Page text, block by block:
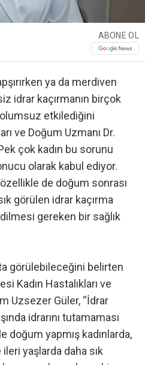
ABONE OL
ya da merdiven
idrar kaçırmanın birçok
olumsuz etkilediğini
ve Doğum Uzmanı Dr.
çok kadın bu sorunu
olarak kabul ediyor.
de doğum sonrası
görülen idrar kaçırma
gereken bir sağlık
görülebileceğini belirten
Kadın Hastalıkları ve
Uzsezer Güler, “İdrar
idrarını tutamaması
doğum yapmış kadınlarda,
yaşlarda daha sık